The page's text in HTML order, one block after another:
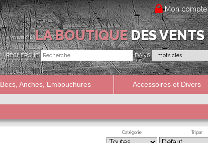
Mon compte
LA BOUTIQUEDES VENTS
RECHERCHE DANS
Becs, Anches, Embouchures Accessoires et Divers
Catégorie Tri par